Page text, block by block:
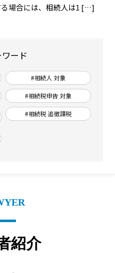
場合には、相続人は1 […]
ード
#相続人 対象
#相続税申告 対象
#相続税 追徴課税
紹介